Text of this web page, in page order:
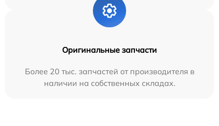
Оригинальные запчасти
Более 20 тыс. запчастей от производителя в
наличии на собственных складах.